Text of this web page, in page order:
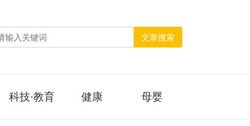
文章搜索
科技·教育 健康 母婴